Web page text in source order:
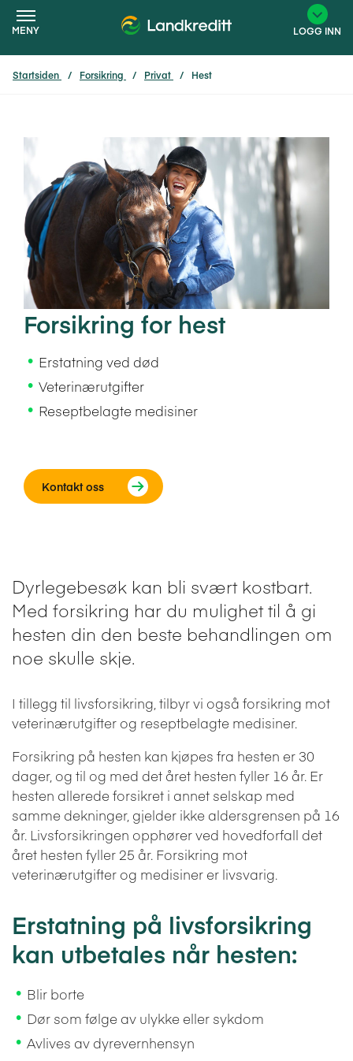
MENY LOGG INN
Startsiden Forsikring Privat Hest
Forsikring for hest
Erstatning ved død
Veterinærutgifter
Reseptbelagte medisiner
Kontakt oss
Dyrlegebesøk kan bli svært kostbart.
Med forsikring har du mulighet til å gi
hesten din den beste behandlingen om
noe skulle skje.
I tillegg til livsforsikring, tilbyr vi også forsikring mot
veterinærutgifter og reseptbelagte medisiner.
Forsikring på hesten kan kjøpes fra hesten er 30
dager, og til og med det året hesten fyller 16 år. Er
hesten allerede forsikret i annet selskap med
samme dekninger, gjelder ikke aldersgrensen på 16
år. Livsforsikringen opphører ved hovedforfall det
året hesten fyller 25 år. Forsikring mot
veterinærutgifter og medisiner er livsvarig.
Erstatning på livsforsikring
kan utbetales når hesten:
Blir borte
Dør som følge av ulykke eller sykdom
Avlives av dyrevernhensyn